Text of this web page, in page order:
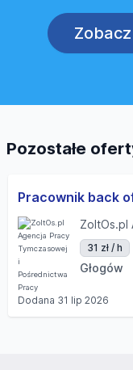
Pozostałe
Pracownik back
31 zł / h
Głogów
Dodana 31 lip 2026